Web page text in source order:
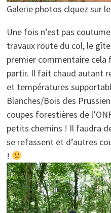
Galerie photos clquez sur
Une fois n’est pas
travaux route du col, le gîte
premier commentaire
partir. Il fait chaud autant
et températures
Blanches/Bois des
coupes forestières de
petits chemins ! Il faudra
se refassent et d’autres
!